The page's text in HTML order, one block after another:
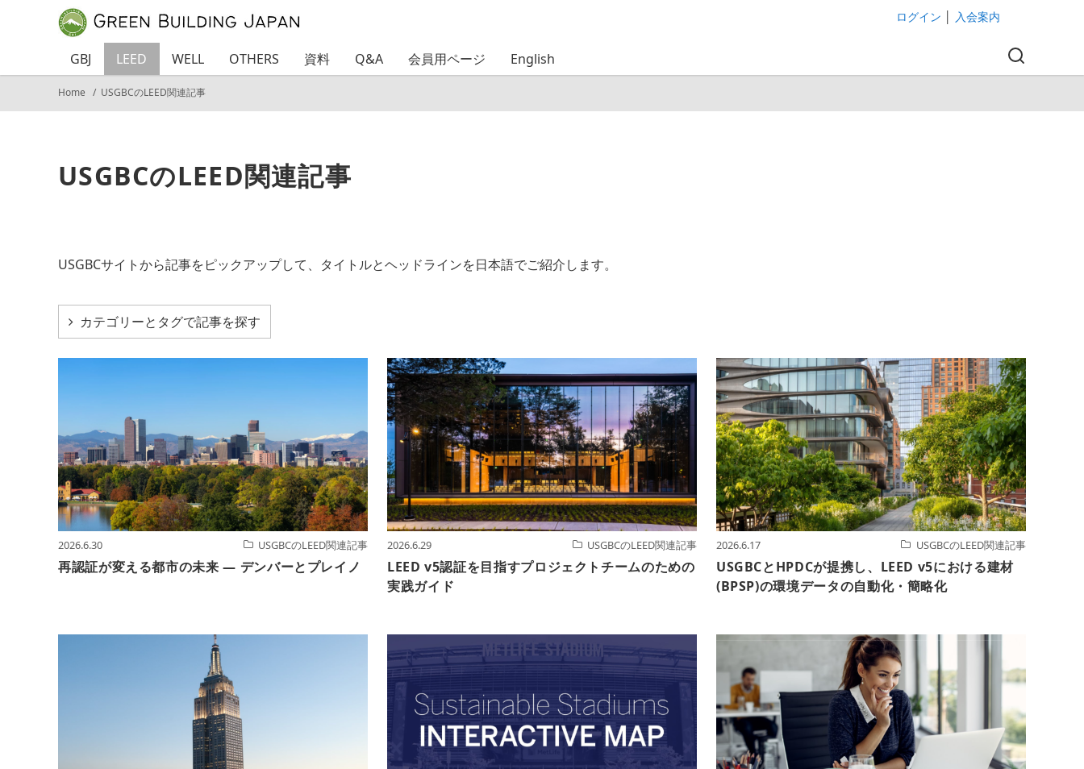
ログイン 入会案内
GBJ LEED WELL OTHERS 資料 Q&A 会員用ページ English
Home USGBCのLEED関連記事
USGBCのLEED関連記事
USGBCサイトから記事をピックアップして、タイトルとヘッドラインを日本語でご紹介します。
カテゴリーとタグで記事を探す
2026.6.30 USGBCのLEED関連記事
再認証が変える都市の未来 ― デンバーとプレイノ
2026.6.29 USGBCのLEED関連記事
LEED v5認証を目指すプロジェクトチームのための
実践ガイド
2026.6.17 USGBCのLEED関連記事
USGBCとHPDCが提携し、LEED v5における建材
(BPSP)の環境データの自動化・簡略化